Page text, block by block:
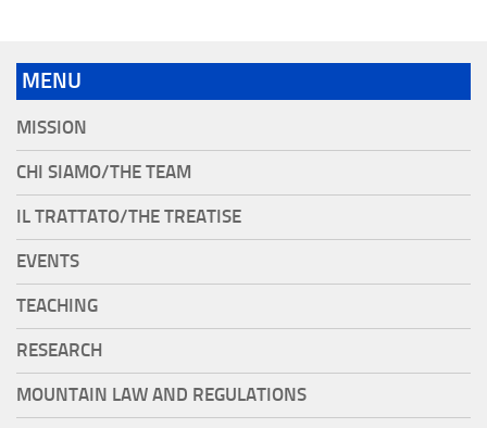
MENU
MISSION
CHI SIAMO/THE TEAM
IL TRATTATO/THE TREATISE
EVENTS
TEACHING
RESEARCH
MOUNTAIN LAW AND REGULATIONS